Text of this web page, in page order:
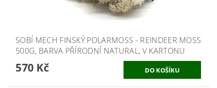
SOBÍ MECH FINSKÝ POLARMOSS - REINDEER MOSS
500G, BARVA PŘÍRODNÍ NATURAL, V KARTONU
570 Kč